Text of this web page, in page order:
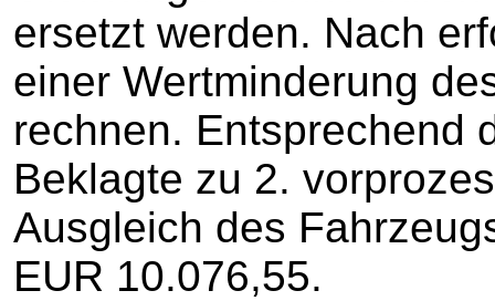
ersetzt werden. Nach
einer Wertminderung
rechnen. Entsprechend
Beklagte zu 2.
Ausgleich des
EUR 10.076,55.